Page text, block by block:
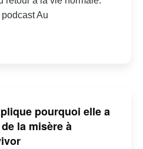
Au
pourquoi elle a
la misère à